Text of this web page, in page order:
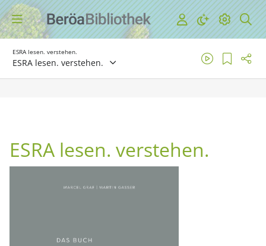
ESRA lesen. verstehen.
ESRA lesen. verstehen.
ESRA lesen. verstehen.